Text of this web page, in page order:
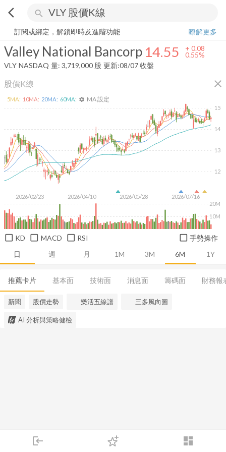
arrow_back_ios search
login dashboard
下單
Valley National Bancorp 14.55+
訂閱或綁定，解鎖即時及進階功能
瞭解更多
Valley National Bancorp 14.55 + 0.08
0.55%
VLY NASDAQ 量: 3,719,000 股 更新:08/07 收盤
股價K線 close
日 週 月 1M 3M 6M 1Y
2026/02/23 2026/04/10 2026/05/28 2026/07/16
12
13
14
15
10M
20M
5MA: 10MA: 20MA: 60MA: settings MA 設定
KD MACD RSI 手勢操作
推薦卡片 基本面 技術面 消息面 籌碼面 財務報
新聞 股價走勢 樂活五線譜 三多風向圖
AI 分析與策略健檢